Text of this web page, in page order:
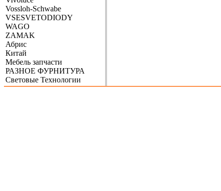
Vossloh-Schwabe
VSESVETODIODY
WAGO
ZAMAK
Абрис
Китай
Мебель запчасти
РАЗНОЕ ФУРНИТУРА
Световые Технологии